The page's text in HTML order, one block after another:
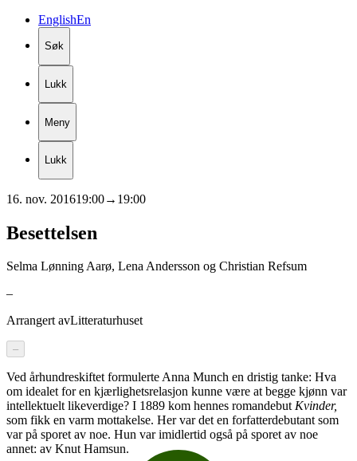
EnglishEn
Søk
Lukk
Meny
Lukk
16. nov. 201619:00→ 19:00
Besettelsen
Selma Lønning Aarø, Lena Andersson og Christian Refsum
–
Arrangert avLitteraturhuset
–
Ved århundreskiftet formulerte Anna Munch en dristig tanke: Hva
om idealet for en kjærlighetsrelasjon kunne være at begge kjønn var
intellektuelt likeverdige? I 1889 kom hennes romandebutKvinder,
som fikk en varm mottakelse. Her var det en forfatterdebutant som
var på sporet av noe. Hun var imidlertid også på sporet av noe
annet: av Knut Hamsun.